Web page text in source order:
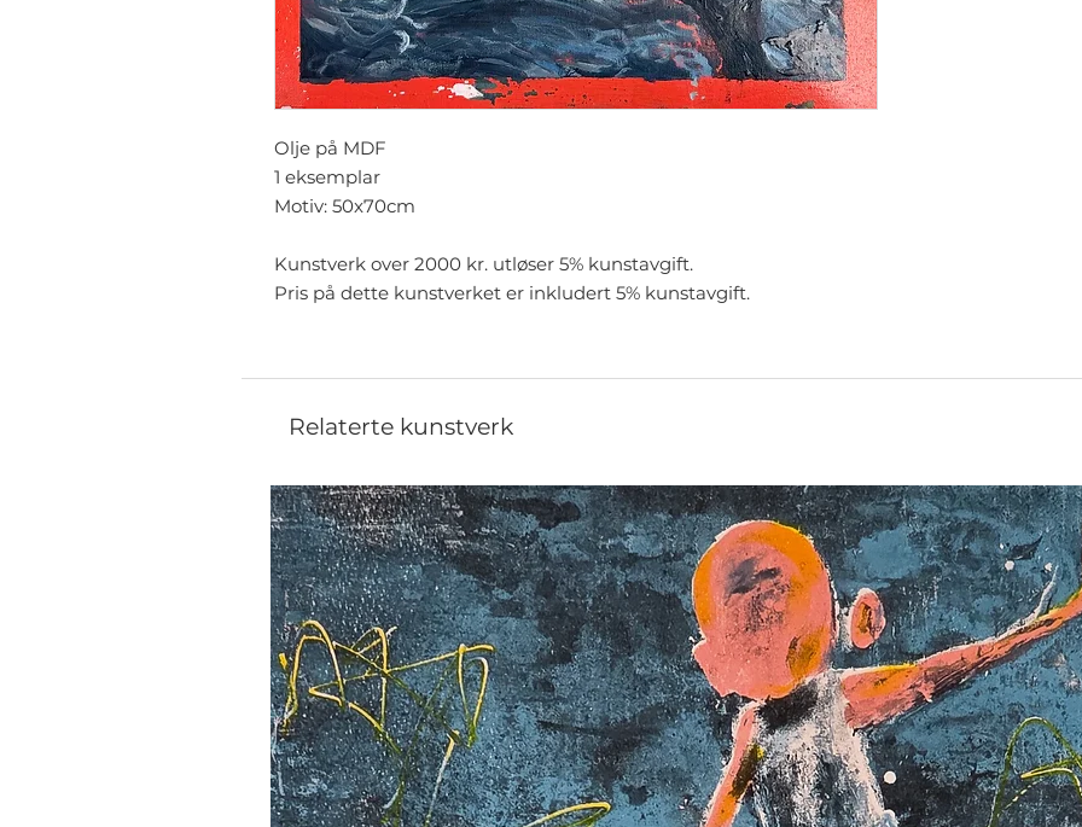
Olje på MDF
1 eksemplar
Motiv: 50x70cm
Kunstverk over 2000 kr. utløser 5% kunstavgift.
Pris på dette kunstverket er inkludert 5% kunstavgift.
Relaterte kunstverk